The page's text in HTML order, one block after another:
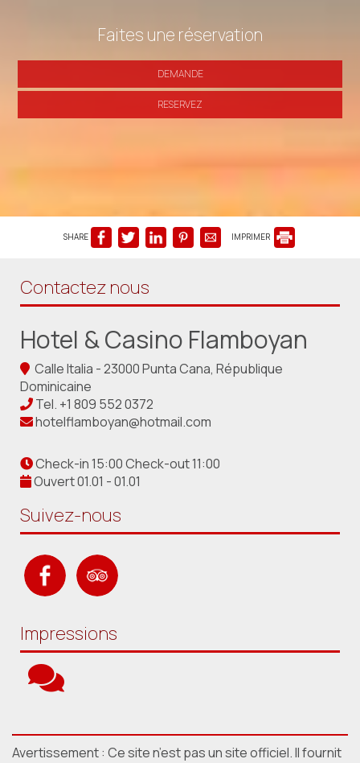
Faites une réservation
DEMANDE
RESERVEZ
SHARE IMPRIMER
Contactez nous
Hotel & Casino Flamboyan
Calle Italia - 23000 Punta Cana, République
Dominicaine
Tel. +1 809 552 0372
hotelflamboyan@hotmail.com
Check-in 15:00 Check-out 11:00
Ouvert 01.01 - 01.01
Suivez-nous
Impressions
Avertissement : Ce site n’est pas un site officiel. Il fournit